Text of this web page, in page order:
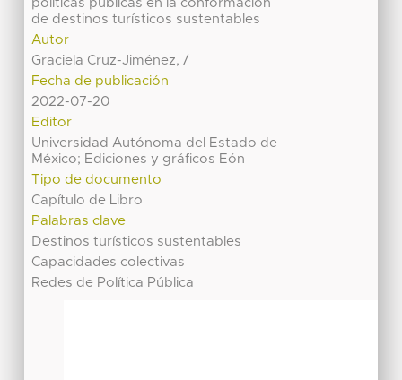
políticas públicas en la conformación
de destinos turísticos sustentables
Autor
Graciela Cruz-Jiménez, /
Fecha de publicación
2022-07-20
Editor
Universidad Autónoma del Estado de
México; Ediciones y gráficos Eón
Tipo de documento
Capítulo de Libro
Palabras clave
Destinos turísticos sustentables
Capacidades colectivas
Redes de Política Pública